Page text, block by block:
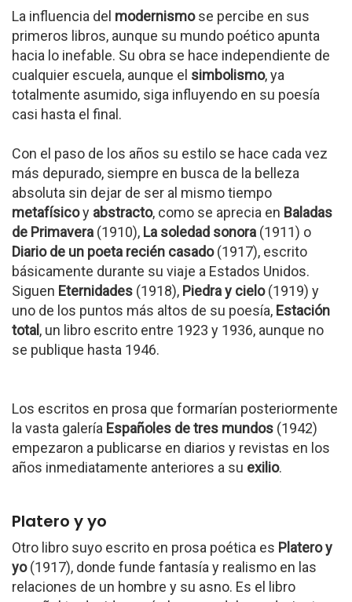
La influencia del modernismose percibe en sus
primeros libros, aunque su mundo poético apunta
hacia lo inefable. Su obra se hace independiente de
cualquier escuela, aunque el simbolismo, ya
totalmente asumido, siga influyendo en su poesía
casi hasta el final.
Con el paso de los años su estilo se hace cada vez
más depurado, siempre en busca de la belleza
absoluta sin dejar de ser al mismo tiempo
metafísicoy abstracto, como se aprecia en Baladas
de Primavera (1910), La soledad sonora (1911) o
Diario de un poeta recién casado(1917), escrito
básicamente durante su viaje a Estados Unidos.
Siguen Eternidades (1918), Piedra y cielo(1919) y
uno de los puntos más altos de su poesía, Estación
total , un libro escrito entre 1923 y 1936, aunque no
se publique hasta 1946.
Los escritos en prosa que formarían posteriormente
la vasta galería Españoles de tres mundos (1942)
empezaron a publicarse en diarios y revistas en los
años inmediatamente anteriores a su exilio.
Platero y yo
Otro libro suyo escrito en prosa poética es Platero y
yo(1917), donde funde fantasía y realismo en las
relaciones de un hombre y su asno. Es el libro